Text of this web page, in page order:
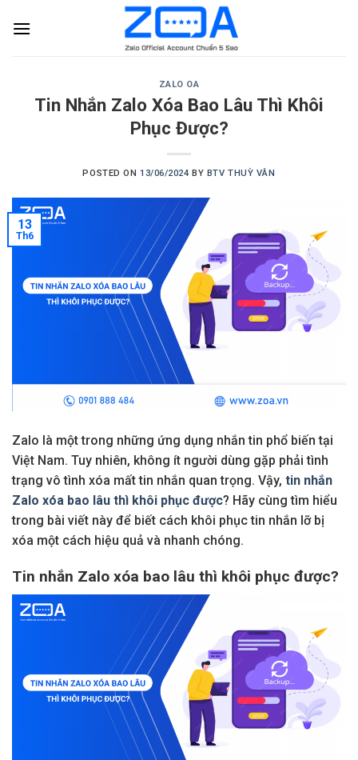
ZALO OA
Tin Nhắn Zalo Xóa Bao Lâu Thì Khôi
Phục Được?
POSTED ON 13/06/2024 BY BTV THUỲ VÂN
13
Th6
Zalo là một trong những ứng dụng nhắn tin phổ biến tại
Việt Nam. Tuy nhiên, không ít người dùng gặp phải tình
trạng vô tình xóa mất tin nhắn quan trọng. Vậy, tin nhắn
Zalo xóa bao lâu thì khôi phục được? Hãy cùng tìm hiểu
trong bài viết này để biết cách khôi phục tin nhắn lỡ bị
xóa một cách hiệu quả và nhanh chóng.
Tin nhắn Zalo xóa bao lâu thì khôi phục được?